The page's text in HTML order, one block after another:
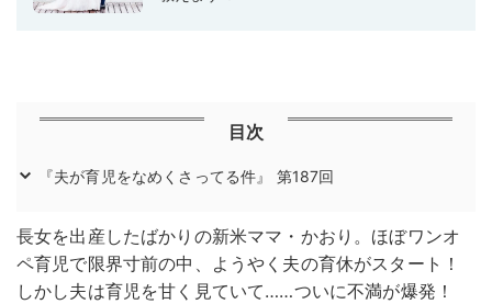
目次
『夫が育児をなめくさってる件』 第187回
長女を出産したばかりの新米ママ・かおり。ほぼワンオ
ペ育児で限界寸前の中、ようやく夫の育休がスタート！
しかし夫は育児を甘く見ていて……ついに不満が爆発！